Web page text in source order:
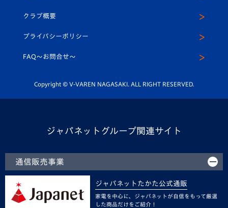
平和祈念活動
ホームタウン活動
スクール
ヴィヴィくんインスタグラム
公式LINE＠
クラブ概要
プライバシーポリシー
FAQ〜お問合せ〜
Copyright © V-VAREN NAGASAKI. ALL RIGHT RESERVED.
ジャパネットグループ関連サイト
通信販売事業
ジャパネットたかた公式通販
家電を中心に、ジャパネットが自信をもって厳選
した商品だけをご紹介！